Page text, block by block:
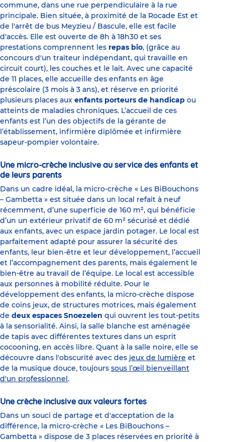
commune, dans une rue perpendiculaire à la rue
principale. Bien située, à proximité de la Rocade Est et
de l'arrêt de bus Meyzieu / Bascule, elle est facile
d'accès. Elle est ouverte de 8h à 18h30 et ses
prestations comprennent les repas bio, (grâce au
concours d'un traiteur indépendant, qui travaille en
circuit court), les couches et le lait. Avec une capacité
de 11 places, elle accueille des enfants en âge
préscolaire (3 mois à 3 ans), et réserve en priorité
plusieurs places aux enfants porteurs de handicap ou
atteints de maladies chroniques. L’accueil de ces
enfants est l’un des objectifs de la gérante de
l’établissement, infirmière diplômée et infirmière
sapeur-pompier volontaire.
Une micro-crèche inclusive au service des enfants et
de leurs parents
Dans un cadre idéal, la micro-crèche « Les BiBouchons
– Gambetta » est située dans un local refait à neuf
récemment, d’une superficie de 160 m², qui bénéficie
d’un un extérieur privatif de 60 m² sécurisé et dédié
aux enfants, avec un espace jardin potager. Le local est
parfaitement adapté pour assurer la sécurité des
enfants, leur bien-être et leur développement, l’accueil
et l’accompagnement des parents, mais également le
bien-être au travail de l’équipe. Le local est accessible
aux personnes à mobilité réduite. Pour le
développement des enfants, la micro-crèche dispose
de coins jeux, de structures motrices, mais également
de deux espaces Snoezelen qui ouvrent les tout-petits
à la sensorialité. Ainsi, la salle blanche est aménagée
de tapis avec différentes textures dans un esprit
cocooning, en accès libre. Quant à la salle noire, elle se
découvre dans l'obscurité avec des jeux de lumière et
de la musique douce, toujours sous l’œil bienveillant
d'un professionnel .
Une crèche inclusive aux valeurs fortes
Dans un souci de partage et d'acceptation de la
différence, la micro-crèche « Les BiBouchons –
Gambetta » dispose de 3 places réservées en priorité à